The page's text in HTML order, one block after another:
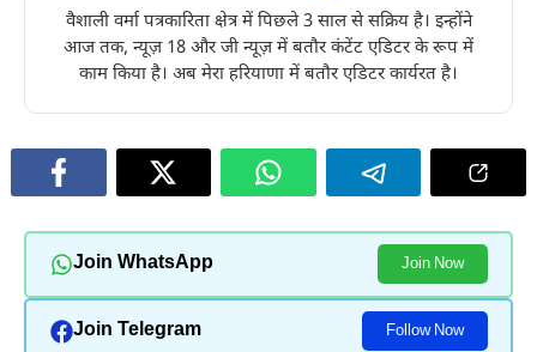
वैशाली वर्मा पत्रकारिता क्षेत्र में पिछले 3 साल से सक्रिय है। इन्होंने
आज तक, न्यूज़ 18 और जी न्यूज़ में बतौर कंटेंट एडिटर के रूप में
काम किया है। अब मेरा हरियाणा में बतौर एडिटर कार्यरत है।
Join WhatsApp Join Now
Join Telegram Follow Now